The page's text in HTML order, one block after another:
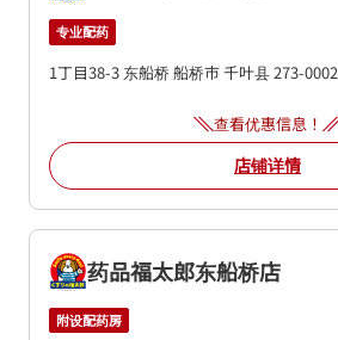
专业配药
1丁目38-3 东船桥船桥市千叶县273-0002
查看优惠信息！
店铺详情
药品福太郎东船桥店
附设配药房